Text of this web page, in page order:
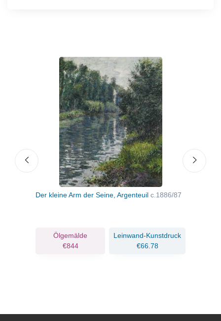
Der kleine Arm der Seine, Argenteuil c.1886/87
Ölgemälde
€844
Leinwand-Kunstdruck
€66.78